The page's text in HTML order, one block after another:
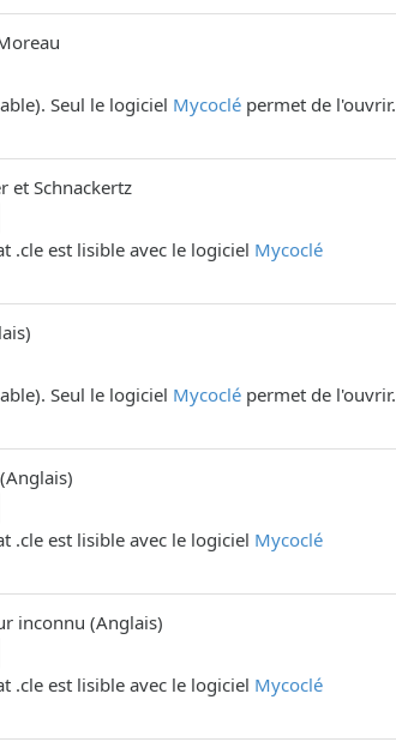
Seul le logiciel Mycoclé permet de l'ouvrir.
et Schnackertz
.cle est lisible avec le logiciel Mycoclé
)
Seul le logiciel Mycoclé permet de l'ouvrir.
(Anglais)
.cle est lisible avec le logiciel Mycoclé
inconnu (Anglais)
.cle est lisible avec le logiciel Mycoclé